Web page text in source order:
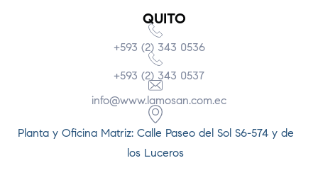
QUITO
+593 (2) 343 0536
+593 (2) 343 0537
info@www.lamosan.com.ec
Planta y Oficina Matriz: Calle Paseo del Sol S6-574 y de
los Luceros